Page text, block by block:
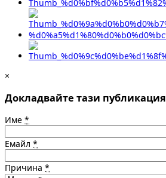
×
Докладвайте тази публикация
Име *
Емайл *
Причина *